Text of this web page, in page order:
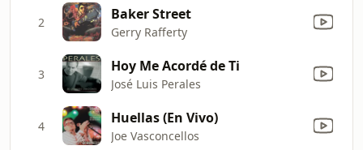
2 Baker Street
Gerry Rafferty
3 Hoy Me Acordé de Ti
José Luis Perales
4 Huellas (En Vivo)
Joe Vasconcellos